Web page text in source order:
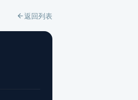
返回列表